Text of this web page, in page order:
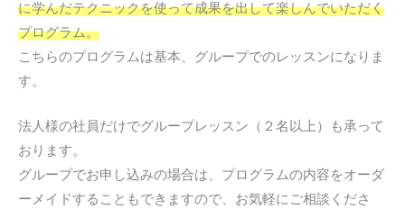
に学んだテクニックを使って成果を出して楽しんでいただく
プログラム。
こちらのプログラムは基本、グループでのレッスンになりま
す。
法人様の社員だけでグループレッスン（２名以上）も承って
おります。
グループでお申し込みの場合は、プログラムの内容をオーダ
ーメイドすることもできますので、お気軽にご相談くださ